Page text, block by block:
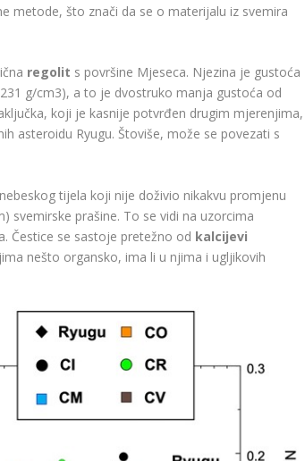
metode, što znači da se o materijalu iz svemira
regolit s površine Mjeseca. Njezina je gustoća
g/cm3), a to je dvostruko manja gustoća od
koji je kasnije potvrđen drugim mjerenjima,
asteroidu Ryugu. Štoviše, može se povezati s
tijela koji nije doživio nikakvu promjenu
svemirske prašine. To se vidi na uzorcima
Čestice se sastoje pretežno od kalcijevi
nešto organsko, ima li u njima i ugljikovih